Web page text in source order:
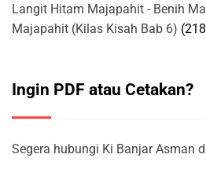
Langit Hitam Majapahit - Benih
Majapahit (Kilas Kisah Bab 6)
Ingin PDF atau Cetakan?
Segera hubungi Ki Banjar Asman